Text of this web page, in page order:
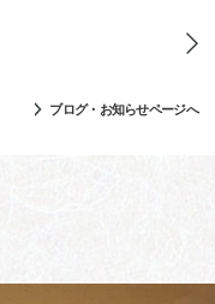
ブログ・お知らせページへ